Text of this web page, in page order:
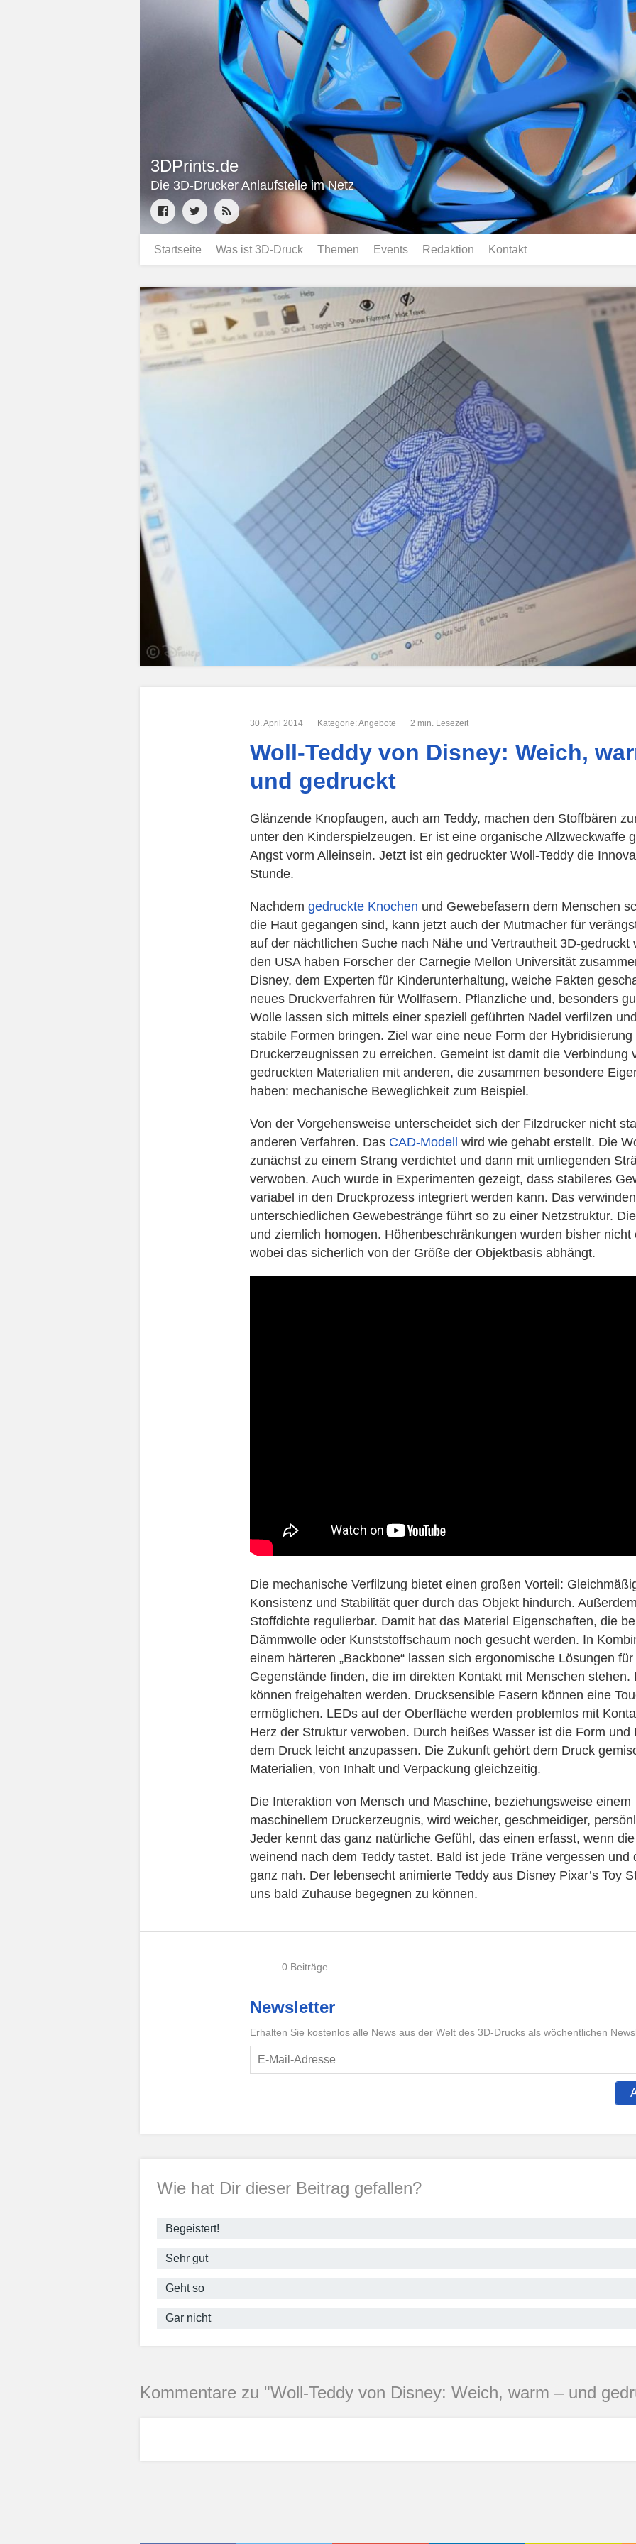
3DPrints.de
Die 3D-Drucker Anlaufstelle im Netz
Startseite Was ist 3D-Druck Themen Events Redaktion Kontakt
30. April 2014 Kategorie:Angebote 2 min. Lesezeit
Woll-Teddy von Disney: Weich,
und gedruckt
Glänzende Knopfaugen, auch am Teddy, machen den Stoffbären
unter den Kinderspielzeugen. Er ist eine organische Allzweckwaffe
Angst vorm Alleinsein. Jetzt ist ein gedruckter Woll-Teddy die
Stunde.
Nachdem gedruckte Knochen und Gewebefasern dem Menschen
die Haut gegangen sind, kann jetzt auch der Mutmacher für
auf der nächtlichen Suche nach Nähe und Vertrautheit 3D-gedruckt
den USA haben Forscher der Carnegie Mellon Universität
Disney, dem Experten für Kinderunterhaltung, weiche Fakten
neues Druckverfahren für Wollfasern. Pflanzliche und, besonders
Wolle lassen sich mittels einer speziell geführten Nadel verfilzen
stabile Formen bringen. Ziel war eine neue Form der Hybridisierung
Druckerzeugnissen zu erreichen. Gemeint ist damit die Verbindung
gedruckten Materialien mit anderen, die zusammen besondere
haben: mechanische Beweglichkeit zum Beispiel.
Von der Vorgehensweise unterscheidet sich der Filzdrucker nicht
anderen Verfahren. Das CAD-Modell
wird wie gehabt erstellt. Die
zunächst zu einem Strang verdichtet und dann mit umliegenden
verwoben. Auch wurde in Experimenten gezeigt, dass stabileres
variabel in den Druckprozess integriert werden kann. Das
unterschiedlichen Gewebestränge führt so zu einer Netzstruktur.
und ziemlich homogen. Höhenbeschränkungen wurden bisher nicht
wobei das sicherlich von der Größe der Objektbasis abhängt.
Die mechanische Verfilzung bietet einen großen Vorteil:
Konsistenz und Stabilität quer durch das Objekt hindurch.
Stoffdichte regulierbar. Damit hat das Material Eigenschaften, die
Dämmwolle oder Kunststoffschaum noch gesucht werden. In
einem härteren „Backbone“ lassen sich ergonomische Lösungen
Gegenstände finden, die im direkten Kontakt mit Menschen stehen.
können freigehalten werden. Drucksensible Fasern können eine
ermöglichen. LEDs auf der Oberfläche werden problemlos mit
Herz der Struktur verwoben. Durch heißes Wasser ist die Form und
dem Druck leicht anzupassen. Die Zukunft gehört dem Druck
Materialien, von Inhalt und Verpackung gleichzeitig.
Die Interaktion von Mensch und Maschine, beziehungsweise einem
maschinellem Druckerzeugnis, wird weicher, geschmeidiger,
Jeder kennt das ganz natürliche Gefühl, das einen erfasst, wenn
weinend nach dem Teddy tastet. Bald ist jede Träne vergessen und
ganz nah. Der lebensecht animierte Teddy aus Disney Pixar’s Toy
uns bald Zuhause begegnen zu können.
0 Beiträge
Newsletter
Erhalten Sie kostenlos alle News aus der Welt des 3D-Drucks als wöchentlichen
Wie hat Dir dieser Beitrag gefallen?
Begeistert!
Sehr gut
Geht so
Gar nicht
Kommentare zu "Woll-Teddy von Disney: Weich, warm – und